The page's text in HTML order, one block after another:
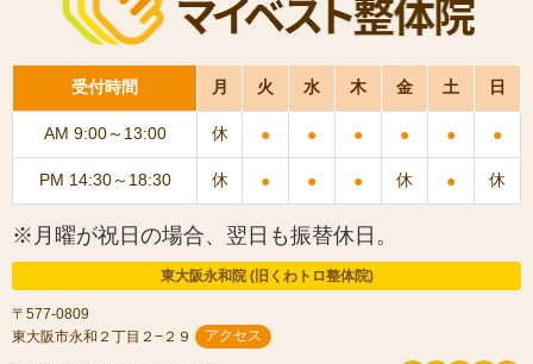
受付時間 月 火 水 木 金 土 日
AM 9:00～13:00 休 ● ● ● ● ● ●
PM 14:30～18:30 休 ● ● ● 休 ● 休
※月曜が祝日の場合、翌日も振替休日。
東大阪永和院 (旧くわトロ整体院)
〒577-0809
東大阪市永和２丁目２−２９
アクセス